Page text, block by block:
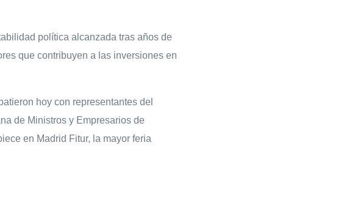
política alcanzada tras años de
que contribuyen a las inversiones en
hoy con representantes del
de Ministros y Empresarios de
en Madrid Fitur, la mayor feria